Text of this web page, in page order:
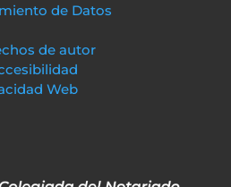
de Datos
de autor
Web